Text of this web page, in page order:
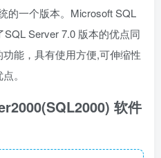
的一个版本。Microsoft SQL
Server 7.0 版本的优点同
能，具有使用方便,可伸缩性
。
软件